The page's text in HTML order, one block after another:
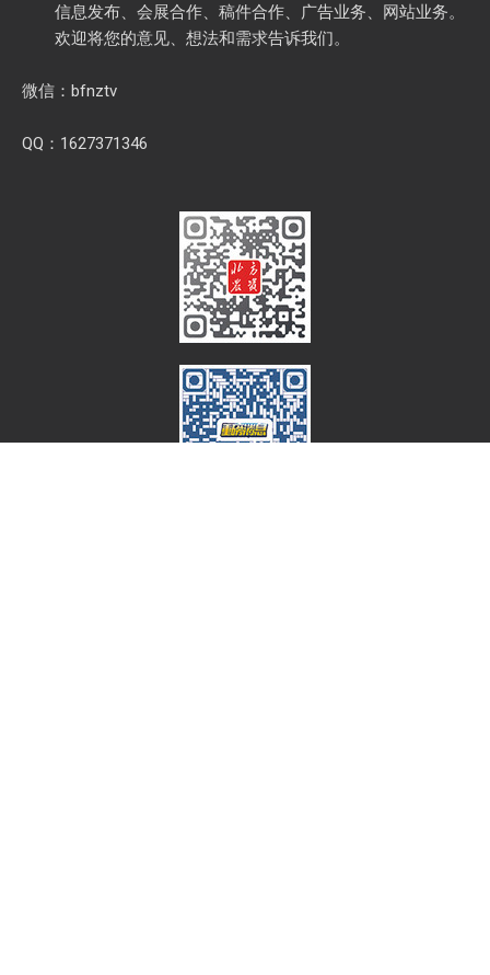
信息发布、会展合作、稿件合作、广告业务、网站业务。
欢迎将您的意见、想法和需求告诉我们。
微信：bfnztv
QQ：1627371346